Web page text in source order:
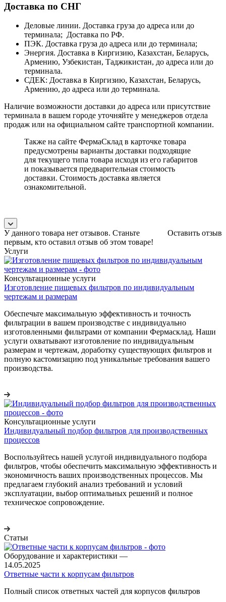
Доставка по СНГ
Деловые линии. Доставка груза до адреса или до
терминала; Доставка по РФ.
ПЭК. Доставка груза до адреса или до терминала;
Энергия. Доставка в Киргизию, Казахстан, Беларусь,
Армению, Узбекистан, Таджикистан, до адреса или до
терминала.
СДЕК: Доставка в Киргизию, Казахстан, Беларусь,
Армению, до адреса или до терминала.
Наличие возможности доставки до адреса или присутствие
терминала в вашем городе уточняйте у менеджеров отдела
продаж или на официальном сайте транспортной компании.
Также на сайте ФермаСклад в карточке товара
предусмотрены варианты доставки подходящие
для текущего типа товара исходя из его габаритов
и показывается предварительная стоимость
доставки. Стоимость доставка является
ознакомительной.
Оставить отзыв
У данного товара нет отзывов. Станьте
первым, кто оставил отзыв об этом товаре!
Услуги
Консультационные услуги
Изготовление пищевых фильтров по индивидуальным
чертежам и размерам
Обеспечьте максимальную эффективность и точность
фильтрации в вашем производстве с индивидуально
изготовленными фильтрами от компании Фермасклад. Наши
услуги охватывают изготовление по индивидуальным
размерам и чертежам, доработку существующих фильтров и
полную кастомизацию под уникальные требования вашего
производства.
Консультационные услуги
Индивидуальный подбор фильтров для производственных
процессов
Воспользуйтесь нашей услугой индивидуального подбора
фильтров, чтобы обеспечить максимальную эффективность и
экономичность ваших производственных процессов. Мы
предлагаем глубокий анализ требований и условий
эксплуатации, выбор оптимальных решений и полное
техническое сопровождение.
Статьи
Оборудование и характеристики —
14.05.2025
Ответные части к корпусам фильтров
Полный список ответных частей для корпусов фильтров